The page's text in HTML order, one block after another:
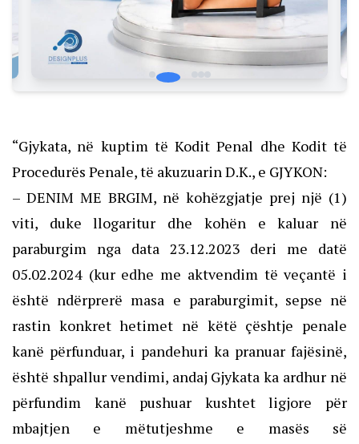
“Gjykata, në kuptim të Kodit Penal dhe Kodit të
Procedurës Penale, të akuzuarin D.K., e GJYKON:
– DENIM ME BRGIM, në kohëzgjatje prej një (1)
viti, duke llogaritur dhe kohën e kaluar në
paraburgim nga data 23.12.2023 deri me datë
05.02.2024 (kur edhe me aktvendim të veçantë i
është ndërprerë masa e paraburgimit, sepse në
rastin konkret hetimet në këtë çështje penale
kanë përfunduar, i pandehuri ka pranuar fajësinë,
është shpallur vendimi, andaj Gjykata ka ardhur në
përfundim kanë pushuar kushtet ligjore për
mbajtjen e mëtutjeshme e masës së